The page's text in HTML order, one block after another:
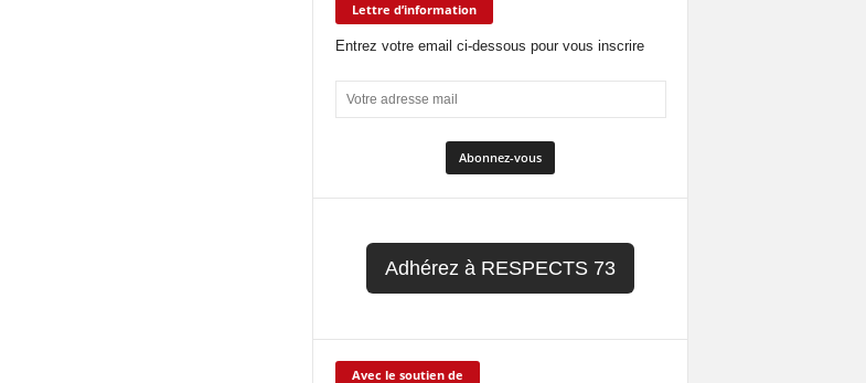
Lettre d’information
Entrez votre email ci-dessous pour vous inscrire
Adhérez à RESPECTS 73
Avec le soutien de